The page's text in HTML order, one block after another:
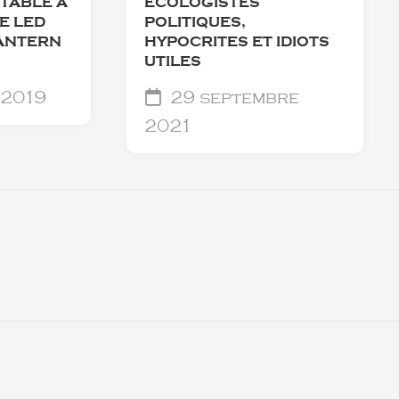
LED
POLITIQUES,
HYPOCRITES ET IDIOTS
UTILES
29 septembre
2021